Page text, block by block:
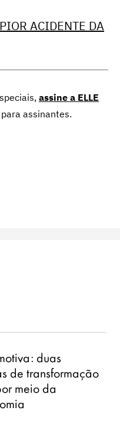
ACIDENTE DA
assine a ELLE
assinantes.
duas
de transformação
meio da